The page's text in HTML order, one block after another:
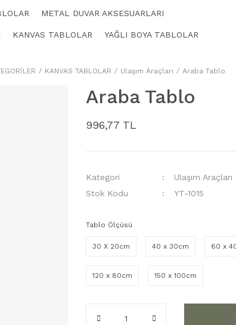
METAL DUVAR AKSESUARLARI
KANVAS TABLOLAR YAĞLI BOYA TABLOLAR
KANVAS TABLOLAR Ulaşım Araçları Araba Tablo
Araba Tablo
996,77 TL
Kategori
Ulaşım Araçları
Stok Kodu
YT-1015
Tablo Ölçüsü
30 X 20cm 40 x 30cm 60 x
120 x 80cm 150 x 100cm